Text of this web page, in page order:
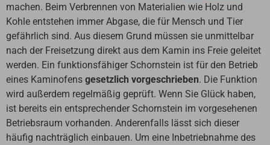
machen. Beim Verbrennen von Materialien wie Holz und
Kohle entstehen immer Abgase, die für Mensch und Tier
gefährlich sind. Aus diesem Grund müssen sie unmittelbar
nach der Freisetzung direkt aus dem Kamin ins Freie geleitet
werden. Ein funktionsfähiger Schornstein ist für den Betrieb
eines Kaminofens gesetzlich vorgeschrieben. Die Funktion
wird außerdem regelmäßig geprüft. Wenn Sie Glück haben,
ist bereits ein entsprechender Schornstein im vorgesehenen
Betriebsraum vorhanden. Anderenfalls lässt sich dieser
häufig nachträglich einbauen. Um eine Inbetriebnahme des